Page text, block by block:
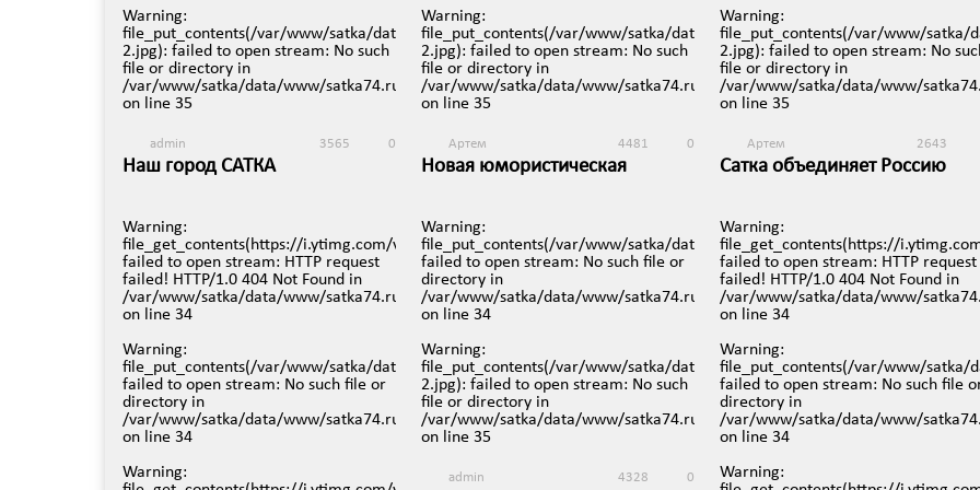
on line35
admin 2925 0
Саткинский район. Митинг в
Сулее против нового
21 марта в 19:15
Warning:
file_put_contents(/var/www/satka/data/www/satka74.ru/images/video/88-
2.jpg): failed to open stream: No such
file or directory in
/var/www/satka/data/www/satka74.ru/protected/views/mobreporter/index.php
on line 35
admin 3565 0
Наш город САТКА
Warning:
file_put_contents(/var/www/satka/data/www/satka74.ru/images/video/87-
2.jpg): failed to open stream: No such
file or directory in
/var/www/satka/data/www/satka74.ru/protected/views/mobreporter/
on line 35
Артем 4481 0
Новая юмористическая
12 января в 14:02
Warning:
file_put_contents(/var/www/satka/
2.jpg): failed to open stream: No
file or directory in
/var/www/satka/data/www/
on line 35
Артем 2643
Сатка объединяет Россию
Warning:
file_get_contents(https://i.ytimg.com/vi/NR2q9wxH_0Y/mqdefault.jpg):
failed to open stream: HTTP request
failed! HTTP/1.0 404 Not Found in
/var/www/satka/data/www/satka74.ru/protected/views/mobreporter/index.php
on line 34
Warning:
file_put_contents(/var/www/satka/data/www/satka74.ru/images/video/85.jpg):
failed to open stream: No such file or
directory in
/var/www/satka/data/www/satka74.ru/protected/views/mobreporter/index.php
on line 34
Warning:
Warning:
file_put_contents(/var/www/satka/data/www/satka74.ru/images/video/
failed to open stream: No such file or
directory in
/var/www/satka/data/www/satka74.ru/protected/views/mobreporter/
on line 34
Warning:
file_put_contents(/var/www/satka/data/www/satka74.ru/images/video/84-
2.jpg): failed to open stream: No such
file or directory in
/var/www/satka/data/www/satka74.ru/protected/views/mobreporter/
on line 35
admin 4328 0
Warning:
file_get_contents(https://
failed to open stream: HTTP request
failed! HTTP/1.0 404 Not Found in
/var/www/satka/data/www/
on line 34
Warning:
file_put_contents(/var/www/satka/
failed to open stream: No such file
directory in
/var/www/satka/data/www/
on line 34
Warning: